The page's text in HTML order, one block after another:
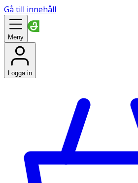
Gå till innehåll
Meny
Logga in